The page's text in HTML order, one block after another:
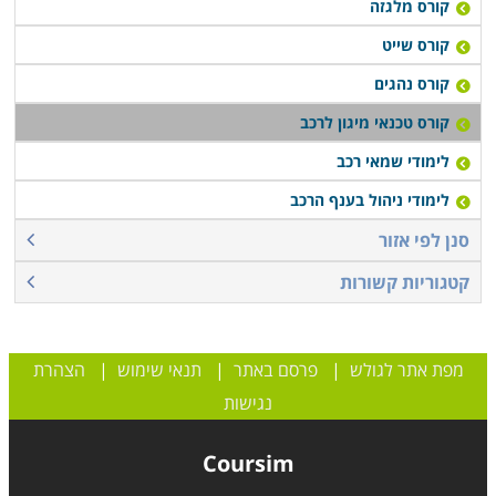
קורס מלגזה
קורס שייט
קורס נהגים
קורס טכנאי מיגון לרכב
לימודי שמאי רכב
לימודי ניהול בענף הרכב
סנן לפי אזור
קטגוריות קשורות
מפת אתר לגולש |פרסם באתר | תנאי שימוש | הצהרת
נגישות
Coursim